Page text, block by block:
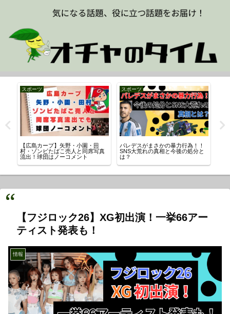
時事
高台寺（京都・東山区）で火事！
どこ？ 出火原因・けが人・被害の
状況は？
時事
点滴に大便の「柏たなか病院」は
どこ？元看護師古川美由紀容疑者
とは？
【フジロック26】XG初出演！一挙66アー
ティスト発表も！
情報